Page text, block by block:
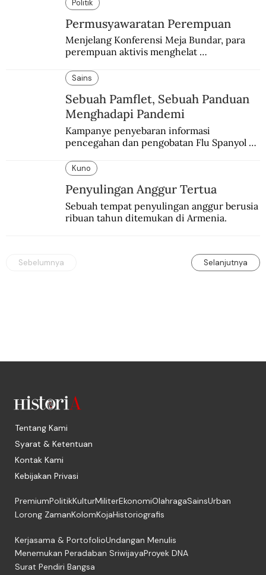
Politik
Permusyawaratan Perempuan
Menjelang Konferensi Meja Bundar, para
perempuan aktivis menghelat
delegasi Indonesia di KMB.
Sains
Sebuah Pamflet, Sebuah Panduan
Menghadapi Pandemi
Kampanye penyebaran informasi
pencegahan dan pengobatan Flu Spanyol di
Kuno
Penyulingan Anggur Tertua
Sebuah tempat penyulingan anggur berusia
ribuan tahun ditemukan di Armenia.
Sebelumnya Selanjutnya
Tentang Kami
Syarat & Ketentuan
Kontak Kami
Kebijakan Privasi
PremiumPolitikKulturMiliterEkonomiOlahragaSainsUrban
Lorong ZamanKolomKojaHistoriografis
Kerjasama & PortofolioUndangan Menulis
Menemukan Peradaban SriwijayaProyek DNA
Surat Pendiri Bangsa